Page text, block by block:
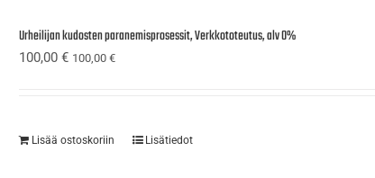
Urheilijan kudosten paranemisprosessit, Verkkototeutus, alv 0%
100,00€ 100,00€
Lisää ostoskoriin Lisätiedot